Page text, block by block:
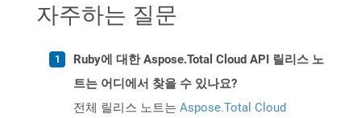
자주하는 질문
Ruby에 대한 Aspose.Total Cloud API 릴리스 노
트는 어디에서 찾을 수 있나요?
전체 릴리스 노트는 Aspose.Total Cloud